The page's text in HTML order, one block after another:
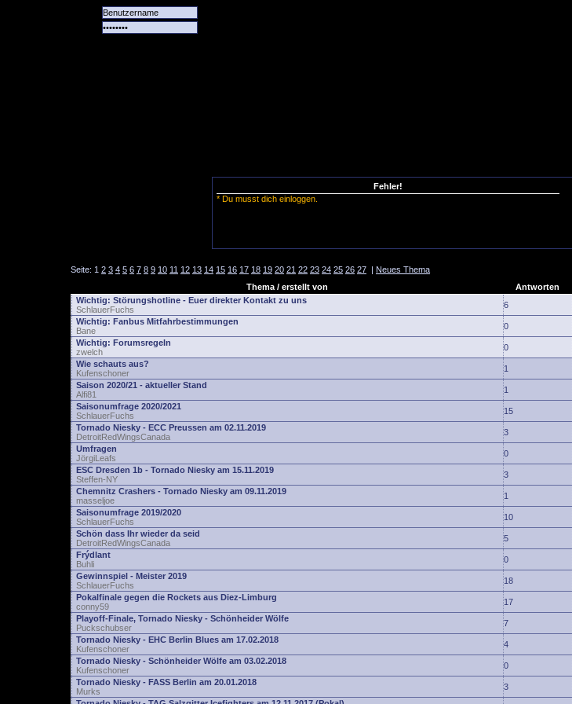
Fehler!
* Du musst dich einloggen.
Seite: 1 2 3 4 5 6 7 8 9 10 11 12 13 14 15 16 17 18 19 20 21 22 23 24 25 26 27 | Neues Thema
Thema / erstellt von
Antworten
Wichtig: Störungshotline - Euer direkter Kontakt zu uns
SchlauerFuchs
6
Wichtig: Fanbus Mitfahrbestimmungen
Bane
0
Wichtig: Forumsregeln
zwelch
0
Wie schauts aus?
Kufenschoner
1
Saison 2020/21 - aktueller Stand
Alfi81
1
Saisonumfrage 2020/2021
SchlauerFuchs
15
Tornado Niesky - ECC Preussen am 02.11.2019
DetroitRedWingsCanada
3
Umfragen
JörgiLeafs
0
ESC Dresden 1b - Tornado Niesky am 15.11.2019
Steffen-NY
3
Chemnitz Crashers - Tornado Niesky am 09.11.2019
masseljoe
1
Saisonumfrage 2019/2020
SchlauerFuchs
10
Schön dass Ihr wieder da seid
DetroitRedWingsCanada
5
Frýdlant
Buhli
0
Gewinnspiel - Meister 2019
SchlauerFuchs
18
Pokalfinale gegen die Rockets aus Diez-Limburg
conny59
17
Playoff-Finale, Tornado Niesky - Schönheider Wölfe
Puckschubser
7
Tornado Niesky - EHC Berlin Blues am 17.02.2018
Kufenschoner
4
Tornado Niesky - Schönheider Wölfe am 03.02.2018
Kufenschoner
0
Tornado Niesky - FASS Berlin am 20.01.2018
Murks
3